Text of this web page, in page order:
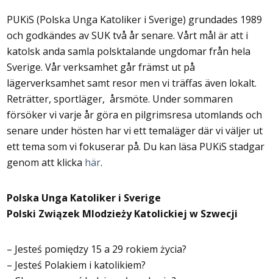
PUKiS (Polska Unga Katoliker i Sverige) grundades 1989
och godkändes av SUK två år senare. Vårt mål är att i
katolsk anda samla polsktalande ungdomar från hela
Sverige. Vår verksamhet går främst ut på
lägerverksamhet samt resor men vi träffas även lokalt.
Reträtter, sportläger, årsmöte. Under sommaren
försöker vi varje år göra en pilgrimsresa utomlands och
senare under hösten har vi ett temaläger där vi väljer ut
ett tema som vi fokuserar på. Du kan läsa PUKiS stadgar
genom att klicka här.
Polska Unga Katoliker i Sverige
Polski Związek Mlodzieży Katolickiej w Szwecji
– Jesteś pomiędzy 15 a 29 rokiem życia?
– Jesteś Polakiem i katolikiem?